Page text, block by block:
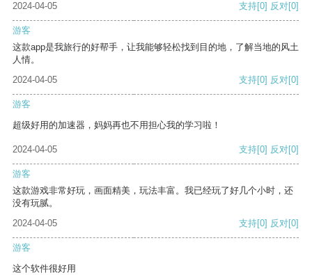
2024-04-05 支持[0] 反对[0]
游客
这款app是我旅行的好帮手，让我能够轻松找到目的地，了解当地的风土
人情。
2024-04-05
支持[0] 反对[0]
游客
超级好用的加速器，妈妈再也不用担心我的学习啦！
2024-04-05 支持[0] 反对[0]
游客
这款游戏非常好玩，画面精美，玩法丰富。我已经玩了好几个小时，还
没有玩腻。
2024-04-05
支持[0] 反对[0]
游客
这个软件很好用